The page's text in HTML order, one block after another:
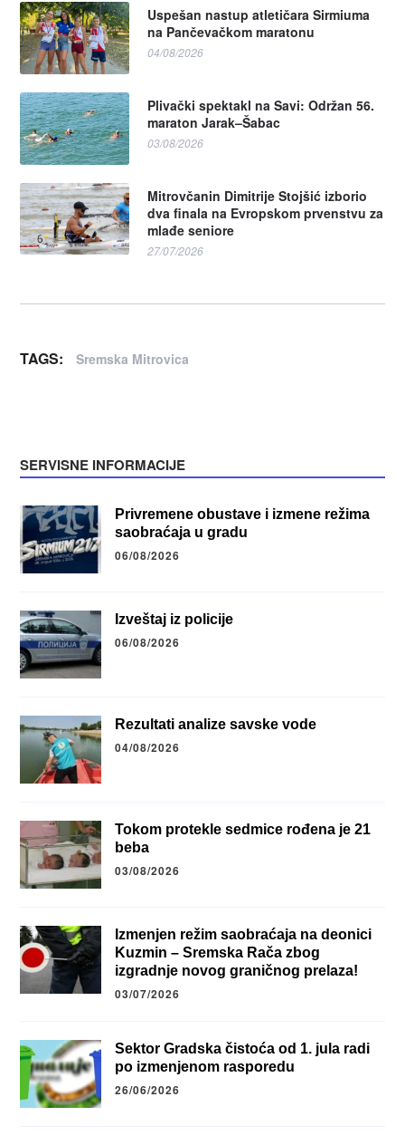
Uspešan nastup atletičara Sirmiuma
na Pančevačkom maratonu
04/08/2026
Plivački spektakl na Savi: Održan 56.
maraton Jarak–Šabac
03/08/2026
Mitrovčanin Dimitrije Stojšić izborio
dva finala na Evropskom prvenstvu za
mlađe seniore
27/07/2026
TAGS: Sremska Mitrovica
SERVISNE INFORMACIJE
Privremene obustave i izmene režima
saobraćaja u gradu
06/08/2026
Izveštaj iz policije
06/08/2026
Rezultati analize savske vode
04/08/2026
Tokom protekle sedmice rođena je 21
beba
03/08/2026
Izmenjen režim saobraćaja na deonici
Kuzmin – Sremska Rača zbog
izgradnje novog graničnog prelaza!
03/07/2026
Sektor Gradska čistoća od 1. jula radi
po izmenjenom rasporedu
26/06/2026